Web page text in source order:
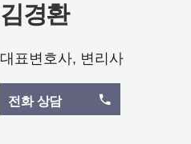
김경환
대표변호사, 변리사
전화 상담